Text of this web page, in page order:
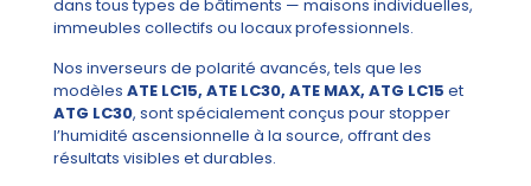
dans tous types de bâtiments — maisons individuelles,
immeubles collectifs ou locaux professionnels.
Nos inverseurs de polarité avancés, tels que les
modèles ATE LC15, ATE LC30, ATE MAX, ATG LC15 et
ATG LC30, sont spécialement conçus pour stopper
l’humidité ascensionnelle à la source, offrant des
résultats visibles et durables.